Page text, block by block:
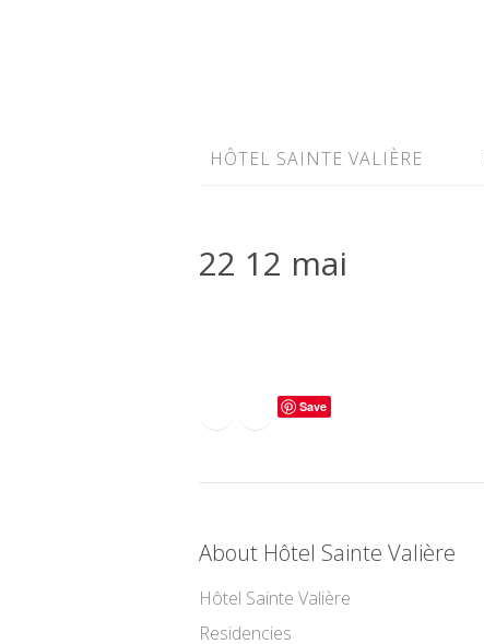
HÔTEL SAINTE VALIÈRE
22 12 mai
Save
About Hôtel Sainte Valière
Hôtel Sainte Valière
Residencies